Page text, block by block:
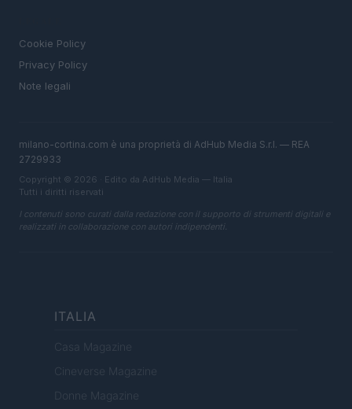
Cookie Policy
Privacy Policy
Note legali
milano-cortina.com è una proprietà di AdHub Media S.r.l. — REA
2729933
Copyright © 2026 · Edito da AdHub Media — Italia
Tutti i diritti riservati
I contenuti sono curati dalla redazione con il supporto di strumenti digitali e
realizzati in collaborazione con autori indipendenti.
ITALIA
Casa Magazine
Cineverse Magazine
Donne Magazine